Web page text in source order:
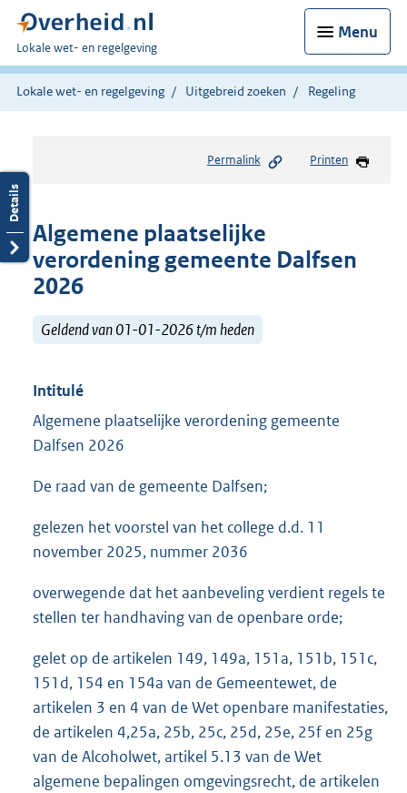
Menu
U
bent
hier:
Lokale wet- en regelgeving
Lokale wet- en regelgeving Uitgebreid zoeken Regeling
Permalink Printen
Algemene plaatselijke
verordening gemeente Dalfsen
2026
Geldend van 01-01-2026 t/m heden
Intitulé
Algemene plaatselijke verordening gemeente
Dalfsen 2026
De raad van de gemeente Dalfsen;
gelezen het voorstel van het college d.d. 11
november 2025, nummer 2036
overwegende dat het aanbeveling verdient regels te
stellen ter handhaving van de openbare orde;
gelet op de artikelen 149, 149a, 151a, 151b, 151c,
151d, 154 en 154a van de Gemeentewet, de
artikelen 3 en 4 van de Wet openbare manifestaties,
de artikelen 4,25a, 25b, 25c, 25d, 25e, 25f en 25g
van de Alcoholwet, artikel 5.13 van de Wet
algemene bepalingen omgevingsrecht, de artikelen